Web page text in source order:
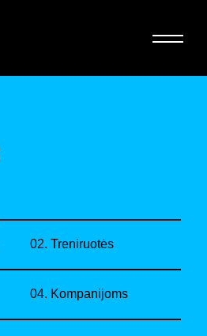
02. Treniruotės
04. Kompanijoms